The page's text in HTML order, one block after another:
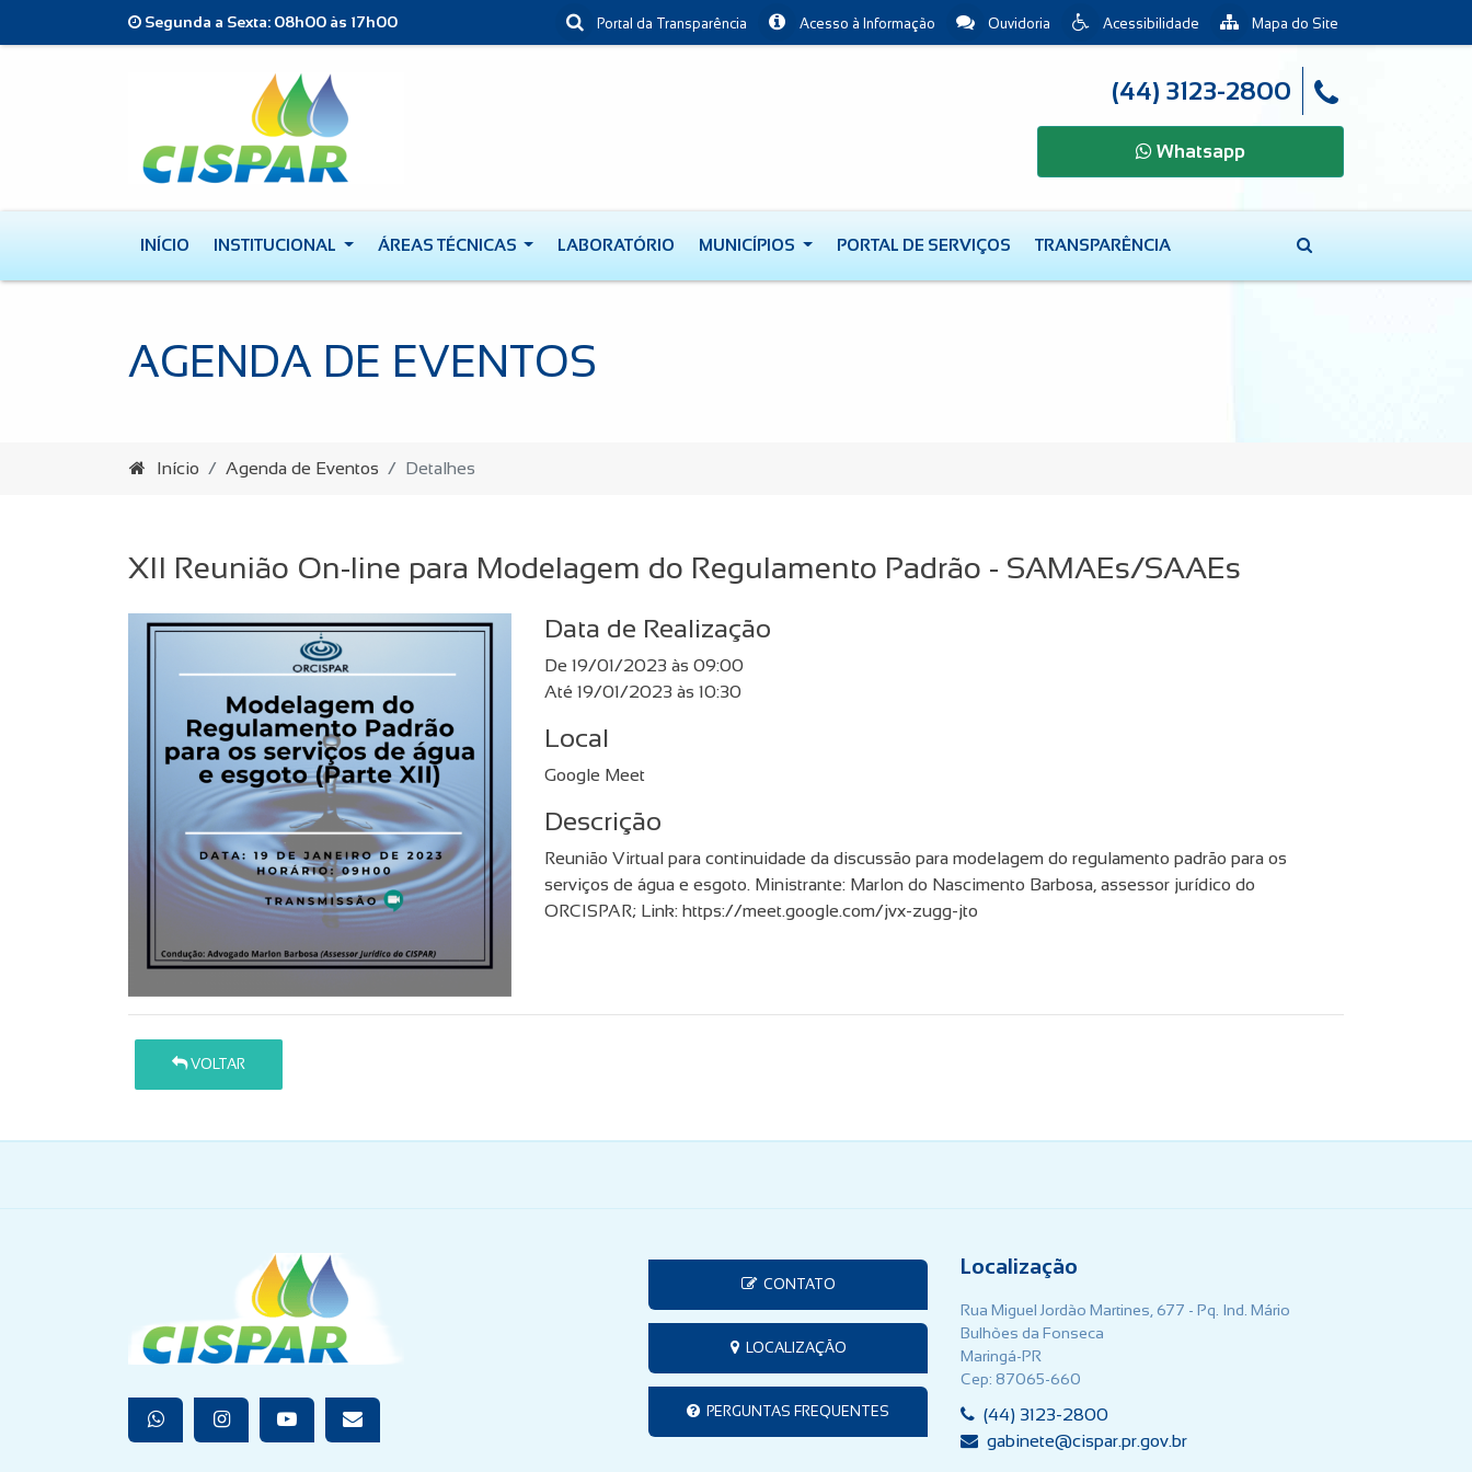
Segunda a Sexta: 08h00 às 17h00 Mapa do Site
Acessibilidade
Ouvidoria
Acesso à Informação
Portal da Transparência
(44) 3123-2800
Whatsapp
INÍCIO INSTITUCIONAL ÁREAS TÉCNICAS LABORATÓRIO MUNICÍPIOS PORTAL DE SERVIÇOS TRANSPARÊNCIA
AGENDA DE EVENTOS
Início Agenda de Eventos Detalhes
XII Reunião On-line para Modelagem do Regulamento Padrão - SAMAEs/SAAEs
Data de Realização
De 19/01/2023 às 09:00
Até 19/01/2023 às 10:30
Local
Google Meet
Descrição
Reunião Virtual para continuidade da discussão para modelagem do regulamento padrão para os
serviços de água e esgoto. Ministrante: Marlon do Nascimento Barbosa, assessor jurídico do
ORCISPAR; Link: https://meet.google.com/jvx-zugg-jto
VOLTAR
CONTATO
LOCALIZAÇÃO
PERGUNTAS FREQUENTES
Localização
Rua Miguel Jordão Martines, 677 - Pq. Ind. Mário
Bulhões da Fonseca
Maringá-PR
Cep: 87065-660
(44) 3123-2800
gabinete@cispar.pr.gov.br